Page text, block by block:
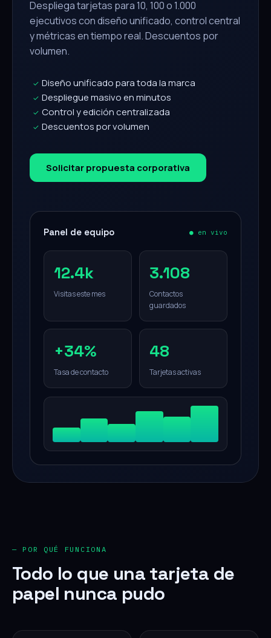
Despliega tarjetas para 10, 100 o 1.000
ejecutivos con diseño unificado, control central
y métricas en tiempo real. Descuentos por
volumen.
✓ Diseño unificado para toda la marca
✓ Despliegue masivo en minutos
✓ Control y edición centralizada
✓ Descuentos por volumen
Solicitar propuesta corporativa
Panel de equipo ● en vivo
12.4k
Visitas este mes
3.108
Contactos
guardados
+34%
Tasa de contacto
48
Tarjetas activas
— POR QUÉ FUNCIONA
Todo lo que una tarjeta de
papel nunca pudo